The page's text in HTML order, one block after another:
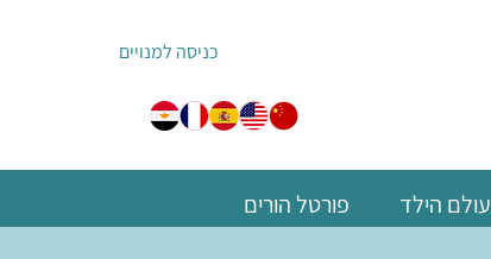
כניסה למנויים
עולם הילד פורטל הורים